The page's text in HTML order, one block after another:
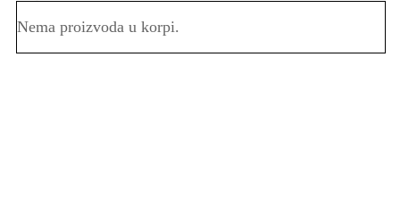
Nema proizvoda u korpi.